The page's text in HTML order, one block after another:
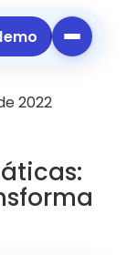
2022